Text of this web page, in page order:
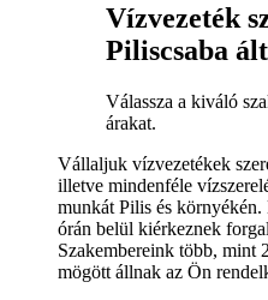
Vízvezeték
Piliscsaba
Válassza a kiváló
árakat.
Vállaljuk vízvezetékek
illetve mindenféle
munkát Pilis és
órán belül kiérkeznek
Szakembereink több, mint
mögött állnak az Ön